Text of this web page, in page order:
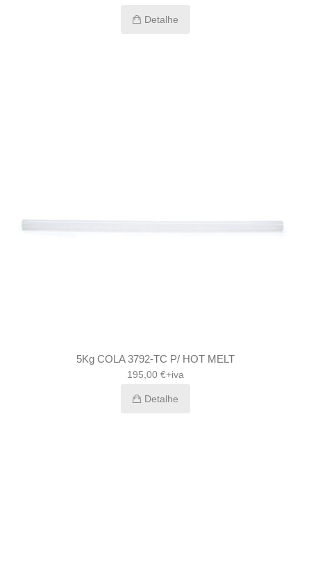
Detalhe
5Kg COLA 3792-TC P/ HOT MELT
195,00 €+iva
Detalhe